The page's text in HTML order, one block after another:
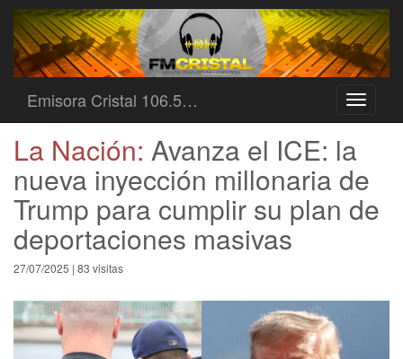
Toggle
Emisora Cristal 106.5…
La Nación: Avanza el ICE: la
nueva inyección millonaria de
Trump para cumplir su plan de
deportaciones masivas
27/07/2025 | 83 visitas